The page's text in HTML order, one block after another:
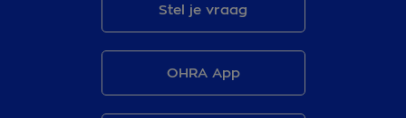
Stel je vraag
OHRA App